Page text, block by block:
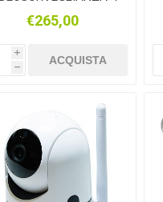
€265,00
i
h
ACQUISTA